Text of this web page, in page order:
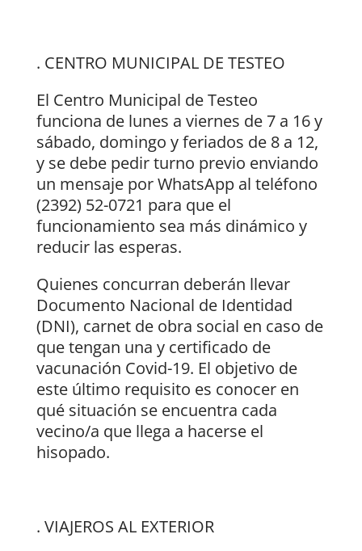
. CENTRO MUNICIPAL DE TESTEO
El Centro Municipal de Testeo
funciona de lunes a viernes de 7 a 16 y
sábado, domingo y feriados de 8 a 12,
y se debe pedir turno previo enviando
un mensaje por WhatsApp al teléfono
(2392) 52-0721 para que el
funcionamiento sea más dinámico y
reducir las esperas.
Quienes concurran deberán llevar
Documento Nacional de Identidad
(DNI), carnet de obra social en caso de
que tengan una y certificado de
vacunación Covid-19. El objetivo de
este último requisito es conocer en
qué situación se encuentra cada
vecino/a que llega a hacerse el
hisopado.
. VIAJEROS AL EXTERIOR